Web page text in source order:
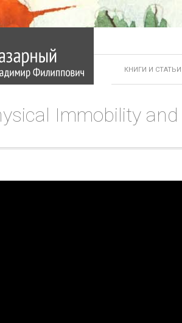
КНИГИ И СТАТЬИ
Immobility